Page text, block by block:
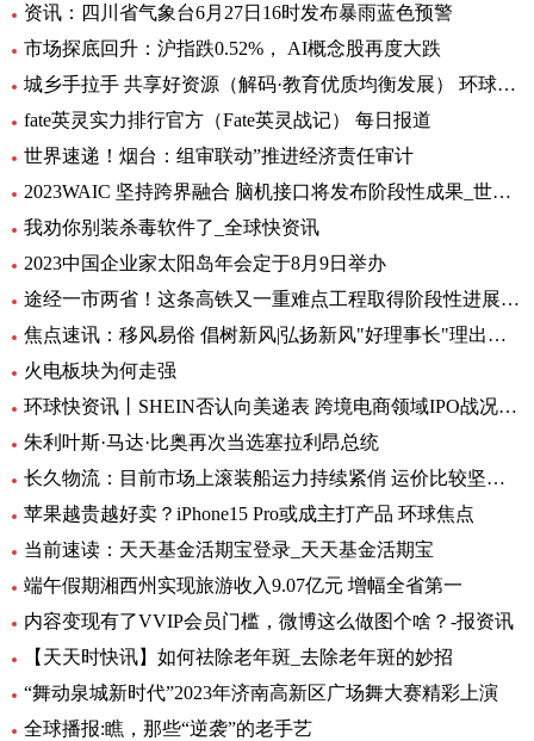
资讯：四川省气象台6月27日16时发布暴雨蓝色预警
市场探底回升：沪指跌0.52%， AI概念股再度大跌
城乡手拉手 共享好资源（解码·教育优质均衡发展） 环球通讯
fate英灵实力排行官方（Fate英灵战记） 每日报道
世界速递！烟台：组审联动”推进经济责任审计
2023WAIC 坚持跨界融合 脑机接口将发布阶段性成果_世界热讯
我劝你别装杀毒软件了_全球快资讯
2023中国企业家太阳岛年会定于8月9日举办
途经一市两省！这条高铁又一重难点工程取得阶段性进展_前沿热点
焦点速讯：移风易俗 倡树新风|弘扬新风"好理事长"理出乡村新风尚
火电板块为何走强
环球快资讯丨SHEIN否认向美递表 跨境电商领域IPO战况如何？
朱利叶斯·马达·比奥再次当选塞拉利昂总统
长久物流：目前市场上滚装船运力持续紧俏 运价比较坚挺-当前速看
苹果越贵越好卖？iPhone15 Pro或成主打产品 环球焦点
当前速读：天天基金活期宝登录_天天基金活期宝
端午假期湘西州实现旅游收入9.07亿元 增幅全省第一
内容变现有了VVIP会员门槛，微博这么做图个啥？-报资讯
【天天时快讯】如何祛除老年斑_去除老年斑的妙招
“舞动泉城新时代”2023年济南高新区广场舞大赛精彩上演
全球播报:瞧，那些“逆袭”的老手艺